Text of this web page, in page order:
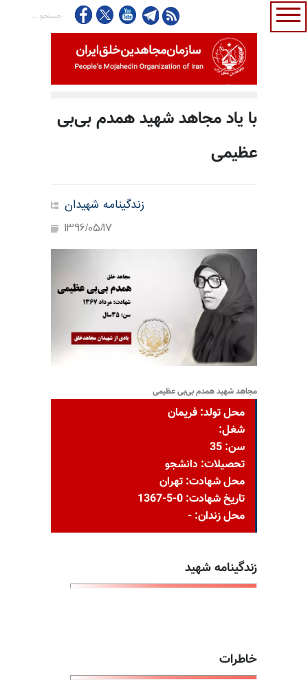
با یاد مجاهد شهید همدم بی‌بی
عظیمی
زندگینامه شهیدان
1396/05/17
مجاهد شهید همدم بی‌بی عظیمی
محل تولد: فریمان
شغل:
سن: 35
تحصیلات: دانشجو
محل شهادت: تهران
تاریخ شهادت: 0-5-1367
محل زندان: -
زندگینامه شهید
خاطرات